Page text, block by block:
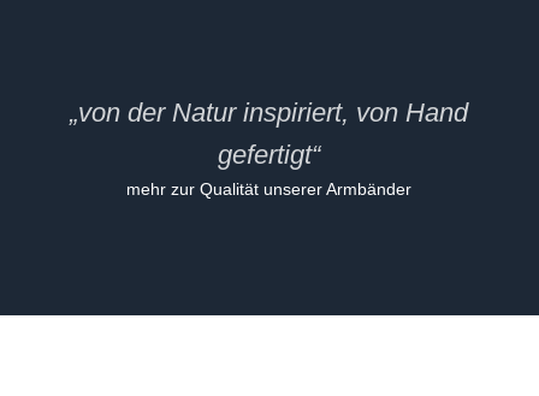
„von der Natur inspiriert, von Hand
gefertigt“
mehr zur Qualität unserer Armbänder